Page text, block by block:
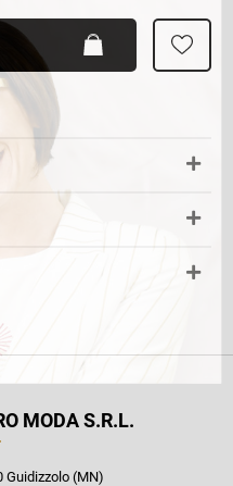
MODA S.R.L.
Guidizzolo (MN)